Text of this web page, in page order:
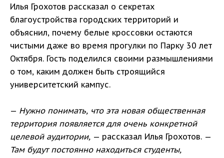
Илья Грохотов рассказал о секретах
благоустройства городских территорий и
объяснил, почему белые кроссовки остаются
чистыми даже во время прогулки по Парку 30 лет
Октября. Гость поделился своими размышлениями
о том, каким должен быть строящийся
университетский кампус.
— Нужно понимать, что эта новая общественная
территория появляется для очень конкретной
целевой аудитории, — рассказал Илья Грохотов. —
Там будут постоянно находиться студенты,